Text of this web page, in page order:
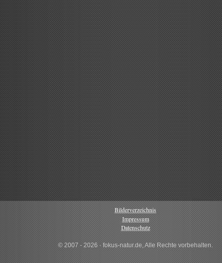
Bilderverzeichnis
Impressum
Datenschutz
© 2007 - 2026 · fokus-natur.de, Alle Rechte vorbehalten.